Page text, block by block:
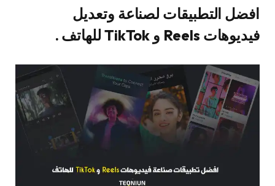
افضل التطبيقات لصناعة وتعديل
فيديوهات Reels و TikTok للهاتف .